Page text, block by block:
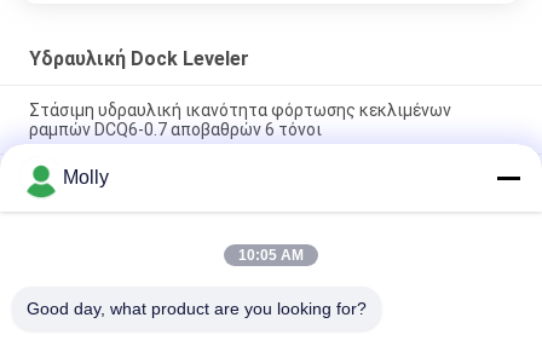
Υδραυλική Dock Leveler
Στάσιμη υδραυλική ικανότητα φόρτωσης κεκλιμένων
ραμπών DCQ6-0.7 αποβαθρών 6 τόνοι
10 ο τόνος καθόρισε την υδραυλική αποβάθρα Leveler,
φορητές κεκλιμένες ράμπες DCQ10-0.7 αποβαθρών
φόρτωσης
Στάσιμη υδραυλική αποβάθρα Leveler, κεκλιμένες ράμπες
Molly
10:05 AM
Good day, what product are you looking for?